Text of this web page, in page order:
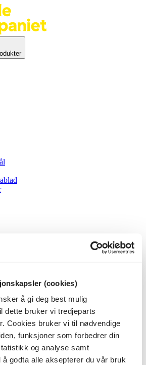
(cookies)
å gi deg best mulig
dette bruker vi tredjeparts
Cookies bruker vi til nødvendige
funksjoner som forbedrer din
og analyse samt
godta alle aksepterer du vår bruk